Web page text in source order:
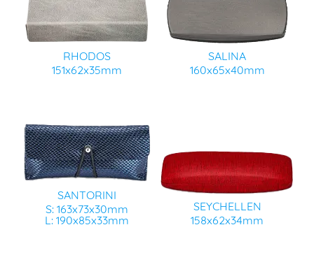
RHODOS
151x62x35mm
SALINA
160x65x40mm
SANTORINI
S: 163x73x30mm
L: 190x85x33mm
SEYCHELLEN
158x62x34mm